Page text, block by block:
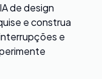
de design
e construa
e